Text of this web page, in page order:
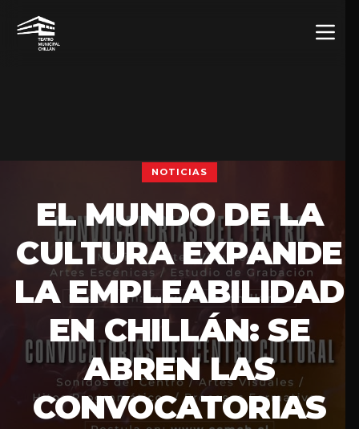
NOTICIAS
EL MUNDO DE LA
CULTURA EXPANDE
LA EMPLEABILIDAD
EN CHILLÁN: SE
ABREN LAS
CONVOCATORIAS